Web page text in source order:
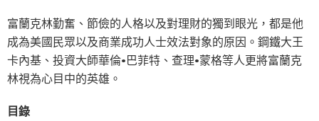
富蘭克林勤奮、節儉的人格以及對理財的獨到眼光，都是他
成為美國民眾以及商業成功人士效法對象的原因。鋼鐵大王
卡內基、投資大師華倫•巴菲特、查理•蒙格等人更將富蘭克
林視為心目中的英雄。
目錄